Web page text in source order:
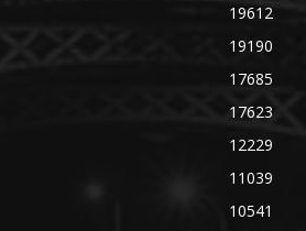
19612
19190
17685
17623
12229
11039
10541